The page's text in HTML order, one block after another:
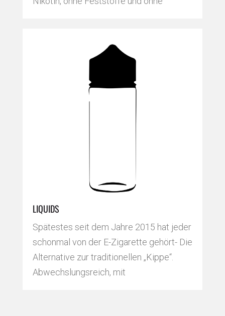
LIQUIDS
Spätestes seit dem Jahre 2015 hat jeder
schonmal von der E-Zigarette gehört- Die
Alternative zur traditionellen „Kippe“.
Abwechslungsreich, mit